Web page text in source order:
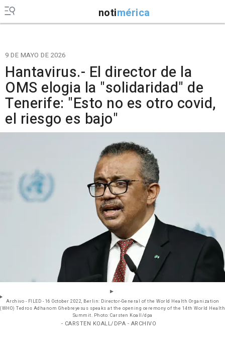
notimérica
9 DE MAYO DE 2026
Hantavirus.- El director de la
OMS elogia la "solidaridad" de
Tenerife: "Esto no es otro covid,
el riesgo es bajo"
Archivo - FILED - 16 October 2022, Berlin: Director-General of the World Health Organization
(WHO) Tedros Adhanom Ghebreyesus speaks at the opening ceremony of the 14th World Health
Summit. Photo: Carsten Koall/dpa
- CARSTEN KOALL/DPA - ARCHIVO